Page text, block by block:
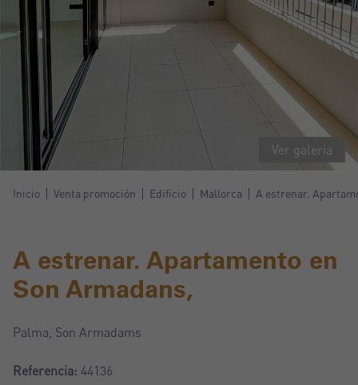
Ver galeria
Inicio Venta promoción Edificio Mallorca A estrenar.
A estrenar. Apartamento en
Son Armadans,
Palma, Son Armadams
Referencia: 44136